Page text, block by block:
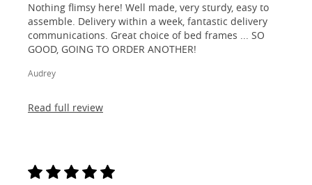
Nothing flimsy here! Well made, very sturdy, easy to
assemble. Delivery within a week, fantastic delivery
communications. Great choice of bed frames ... SO
GOOD, GOING TO ORDER ANOTHER!
Audrey
Read full review